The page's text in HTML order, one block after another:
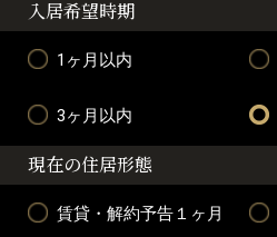
入居希望時期
1ヶ月以内
3ヶ月以内
現在の住居形態
賃貸・解約予告１ヶ月